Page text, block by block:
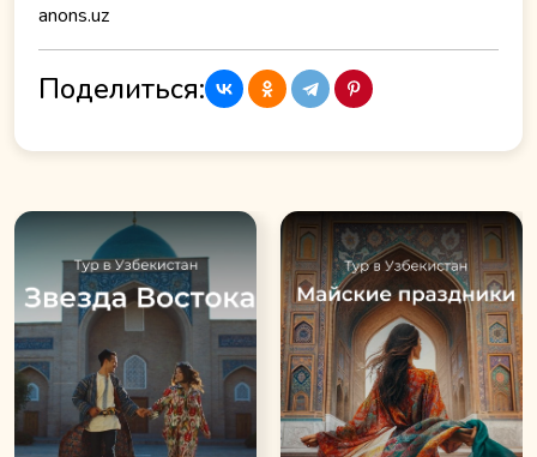
anons.uz
Поделиться: